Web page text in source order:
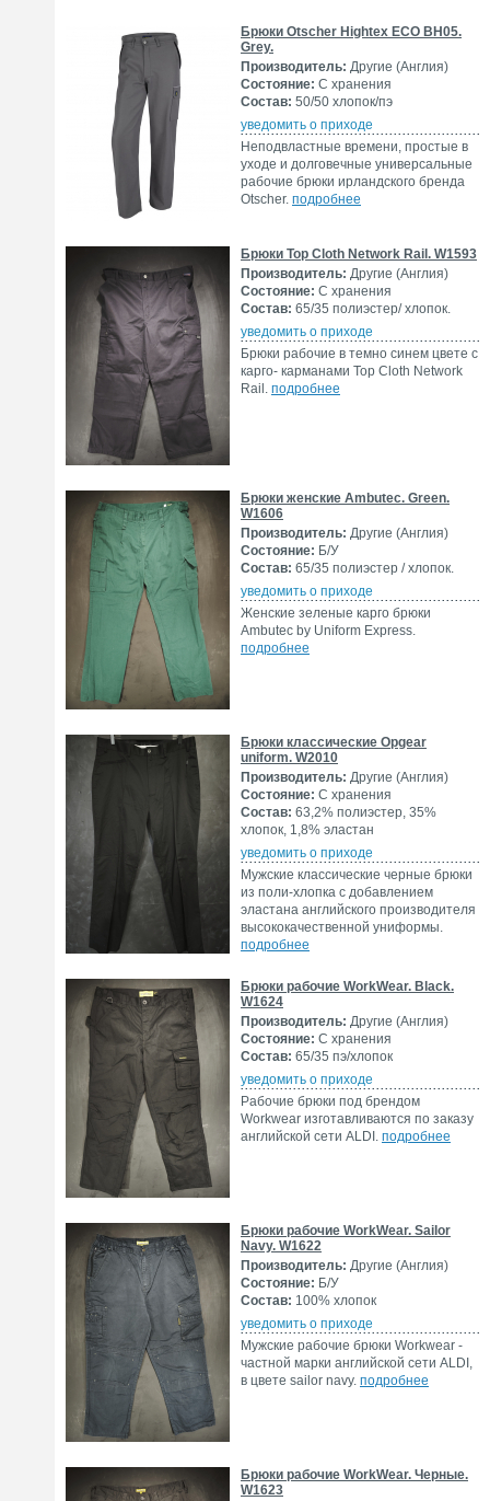
Брюки Otscher Hightex ECO BH05.
Grey.
Производитель: Другие (Англия)
Состояние: С хранения
Состав: 50/50 хлопок/пэ
уведомить о приходе
Неподвластные времени, простые в
уходе и долговечные универсальные
рабочие брюки ирландского бренда
Otscher. подробнее
Брюки Top Cloth Network Rail. W1593
Производитель: Другие (Англия)
Состояние: С хранения
Состав: 65/35 полиэстер/ хлопок.
уведомить о приходе
Брюки рабочие в темно синем цвете с
карго- карманами Top Cloth Network
Rail. подробнее
Брюки женские Ambutec. Green.
W1606
Производитель: Другие (Англия)
Состояние: Б/У
Состав: 65/35 полиэстер / хлопок.
уведомить о приходе
Женские зеленые карго брюки
Ambutec by Uniform Express.
подробнее
Брюки классические Opgear
uniform. W2010
Производитель: Другие (Англия)
Состояние: С хранения
Состав: 63,2% полиэстер, 35%
хлопок, 1,8% эластан
уведомить о приходе
Мужские классические черные брюки
из поли-хлопка с добавлением
эластана английского производителя
высококачественной униформы.
подробнее
Брюки рабочие WorkWear. Black.
W1624
Производитель: Другие (Англия)
Состояние: С хранения
Состав: 65/35 пэ/хлопок
уведомить о приходе
Рабочие брюки под брендом
Workwear изготавливаются по заказу
английской сети ALDI. подробнее
Брюки рабочие WorkWear. Sailor
Navy. W1622
Производитель: Другие (Англия)
Состояние: Б/У
Состав: 100% хлопок
уведомить о приходе
Мужские рабочие брюки Workwear -
частной марки английской сети ALDI,
в цвете sailor navy. подробнее
Брюки рабочие WorkWear. Черные.
W1623